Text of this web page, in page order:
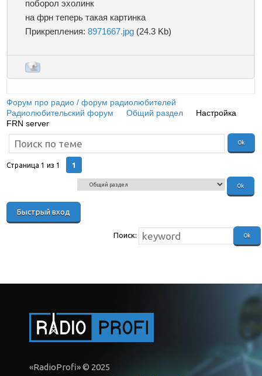
поборол эхолинк
на фрн теперь такая картинка
Прикрепления:8971667.jpg (24.3 Kb)
Форум про радио / форум радиолюбителей
Радиолюбительский форум
Общий раздел
Настройка
FRN server
Страница1 из1 1
Поиск:
«RadioProfi» © 2025